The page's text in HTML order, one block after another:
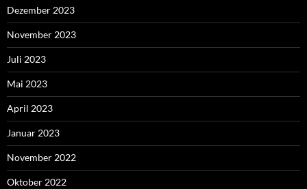
Dezember 2023
November 2023
Juli 2023
Mai 2023
April 2023
Januar 2023
November 2022
Oktober 2022